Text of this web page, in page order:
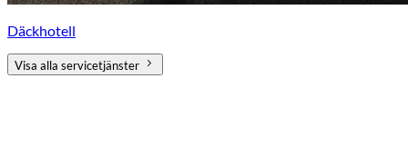
Däckhotell
Visa alla servicetjänster